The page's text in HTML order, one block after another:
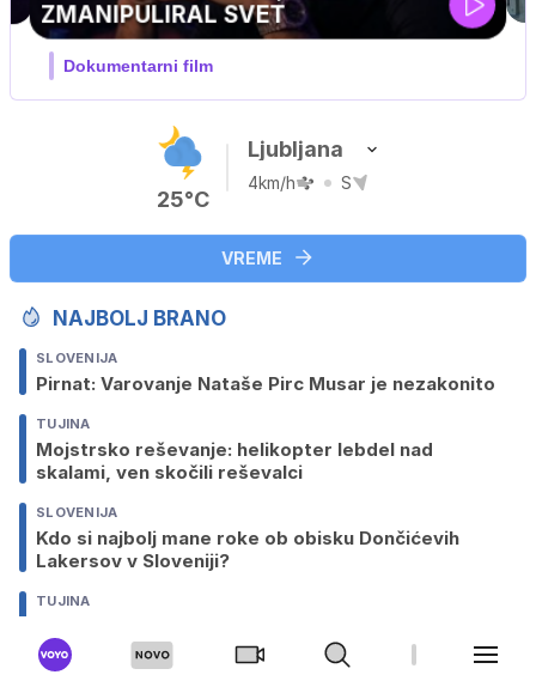
pustolovski
25°C
Ljubljana
4km/h S
VREME
NAJBOLJ BRANO
SLOVENIJA
Pirnat: Varovanje Nataše Pirc Musar je nezakonito
TUJINA
Mojstrsko reševanje: helikopter lebdel nad
skalami, ven skočili reševalci
SLOVENIJA
Kdo si najbolj mane roke ob obisku Dončićevih
Lakersov v Sloveniji?
TUJINA
bojim'